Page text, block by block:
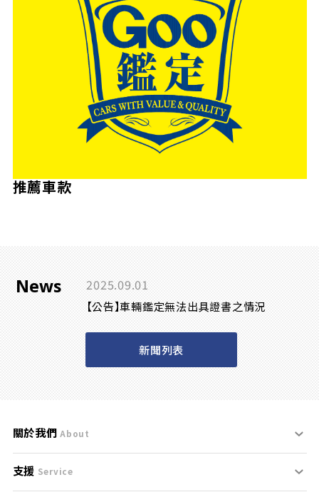
推薦車款
News 2025.09.01
【公告】車輛鑑定無法出具證書之情況
新聞列表
關於我們 About
刊登規範
支援 Service